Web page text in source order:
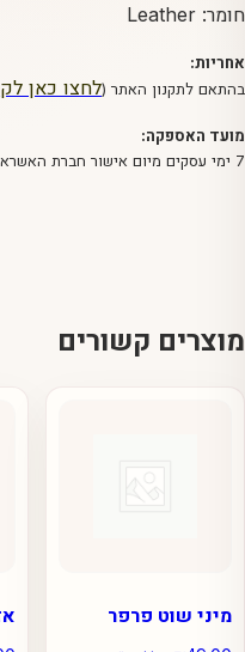
חומר: Leather
אחריות:
בהתאם לתקנון האתר (לחצו כאן
מועד האספקה:
7 ימי עסקים מיום אישור חברת האשראי.
מוצרים קשורים
מיני שוט פרפר